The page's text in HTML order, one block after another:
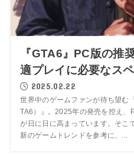
『GTA6』PC版の推
適プレイに必要なス
2025.02.22
世界中のゲームファンが待ち望む
TA6）』。2025年の発売を控え
が日に日に高まっています。そこ
新のゲームトレンドを参考に、...